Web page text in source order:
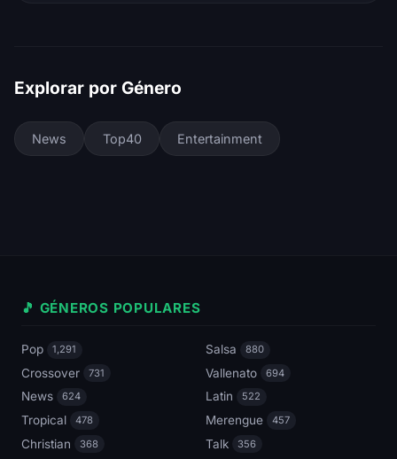
Explorar por Género
News Top40 Entertainment
🎵 GÉNEROS POPULARES
Pop 1,291 Salsa 880
Crossover 731 Vallenato 694
News 624 Latin 522
Tropical 478 Merengue 457
Christian 368 Talk 356